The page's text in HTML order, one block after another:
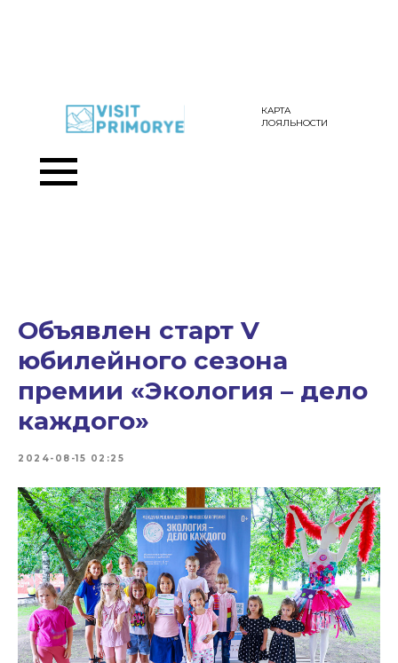
КАРТА
ЛОЯЛЬНОСТИ
Объявлен старт V
юбилейного сезона
премии «Экология – дело
каждого»
2024-08-15 02:25